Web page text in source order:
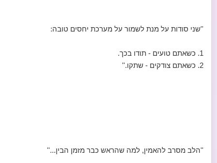
''שני סודות על מנת לשמור על מערכת יחסים טובה:
1. כשאתם טועים - תודו בכך.
2. כשאתם צודקים - שתקו.''
''הלב מסרב להאמין, למה שהראש כבר מזמן הבין...''